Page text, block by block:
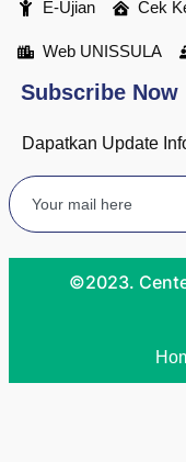
E-Ujian Cek
Web UNISSULA
Subscribe Now
Dapatkan Update
©2023.